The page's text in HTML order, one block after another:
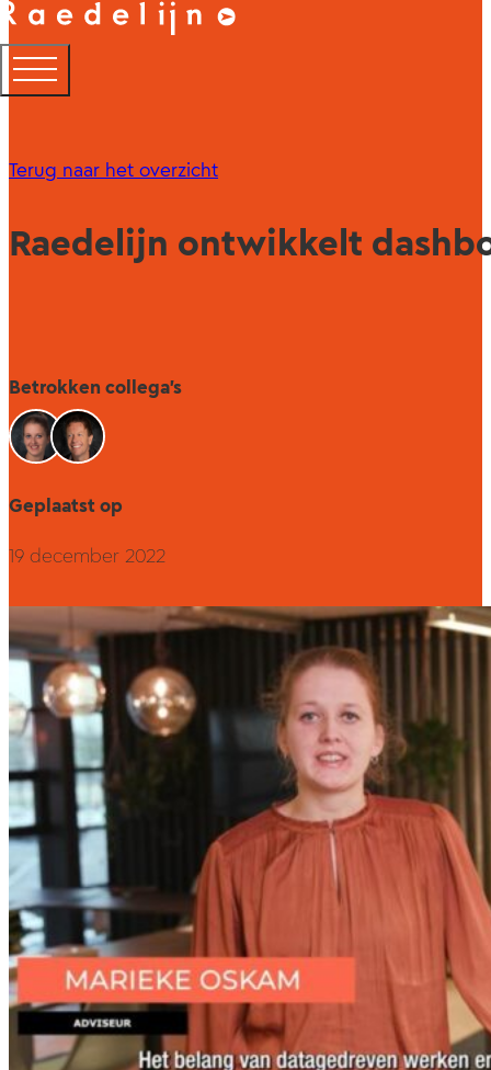
Terug naar het overzicht
Raedelijn ontwikkelt
Betrokken collega's
Geplaatst op
19 december 2022